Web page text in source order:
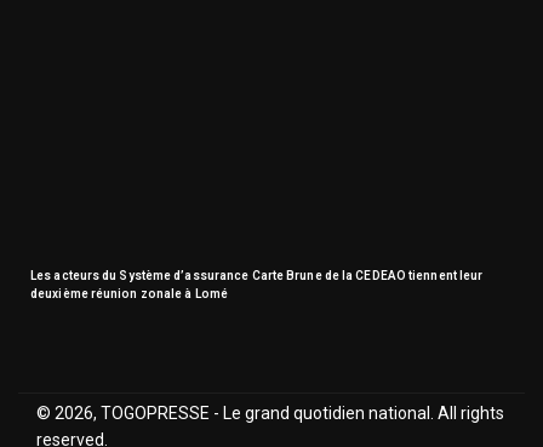
Les acteurs du Système d’assurance Carte Brune de la CEDEAO tiennent leur
deuxième réunion zonale à Lomé
© 2026, TOGOPRESSE - Le grand quotidien national. All rights
reserved.